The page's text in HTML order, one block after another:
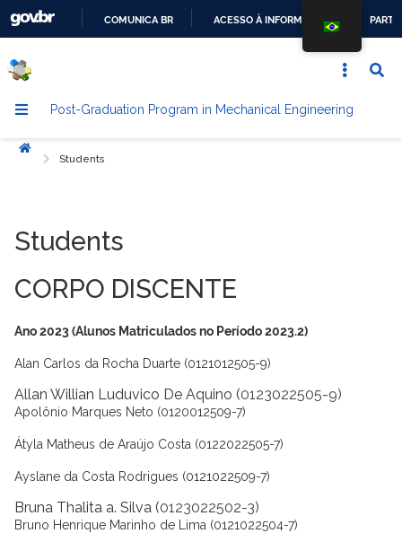
CONTENT
COMUNICA BR ACESSO À INFORMAÇÃO
Post-Graduation Program in Mechanical Engineering
Início
Students
Students
CORPO DISCENTE
Ano 2023 (Alunos Matriculados no Período 2023.2)
Alan Carlos da Rocha Duarte (0121012505-9)
Allan Willian Luduvico De Aquino (0123022505-9)
Apolônio Marques Neto (0120012509-7)
Átyla Matheus de Araújo Costa (0122022505-7)
Ayslane da Costa Rodrigues (0121022509-7)
Bruna Thalita a. Silva (0123022502-3)
Bruno Henrique Marinho de Lima (0121022504-7)